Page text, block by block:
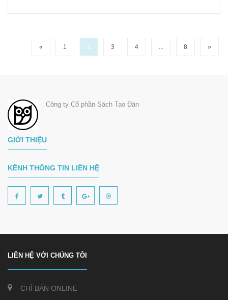
« 1 2 3 4 ... 8 »
GIỚI THIỆU
Công ty Cổ phần Sách Tao Đàn
KÊNH THÔNG TIN LIÊN HỆ
LIÊN HỆ VỚI CHÚNG TÔI
CHỈ BÁN ONLINE